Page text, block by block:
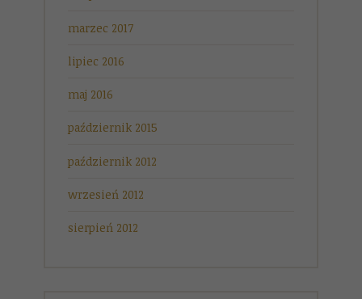
marzec 2017
lipiec 2016
maj 2016
październik 2015
październik 2012
wrzesień 2012
sierpień 2012